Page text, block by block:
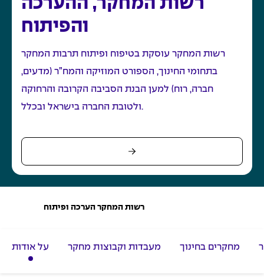
והפיתוח
רשות המחקר עוסקת בטיפוח ופיתוח תרבות המחקר
בתחומי החינוך, הספורט המוזיקה והמח”ר (מדעים,
חברה, רוח) למען הבנת הסביבה הקרובה והרחוקה
ולטובת החברה בישראל ובכלל.
ב
רשות המחקר הערכה ופיתוח
על אודות מעבדות וקבוצות מחקר מחקרים בחינוך